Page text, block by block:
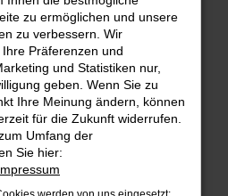
Error
aufgetreten.
die dir helfen können:
und deine
zum Beispiel deine
zu ermöglichen und unsere
zu verbessern. Wir
Präferenzen und
und Statistiken nur,
geben. Wenn Sie zu
Ihre Meinung ändern, können
für die Zukunft widerrufen.
Umfang der
Sie hier: